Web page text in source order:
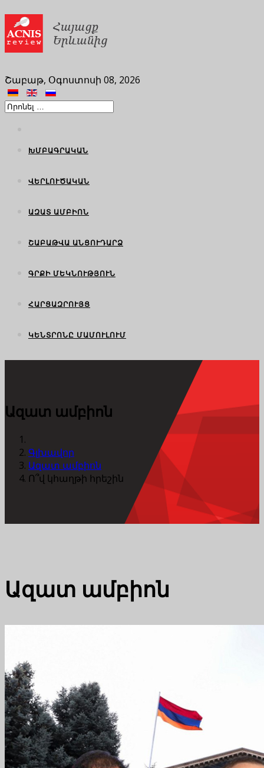
Շաբաթ, Օգոստոսի 08, 2026
ԽՄԲԱԳՐԱԿԱՆ
ՎԵՐԼՈՒԾԱԿԱՆ
ԱԶԱՏ ԱՄԲԻՈՆ
ՇԱԲԱԹՎԱ ԱՆՑՈՒԴԱՐՁ
ԳՐՔԻ ՄԵԿՆՈՒԹՅՈՒՆ
ՀԱՐՑԱԶՐՈՒՅՑ
ԿԵՆՏՐՈՆԸ ՄԱՄՈՒԼՈՒՄ
Ազատ ամբիոն
Գլխավոր
Ազատ ամբիոն
Ո՞վ կհաղթի հրեշին
Ազատ ամբիոն